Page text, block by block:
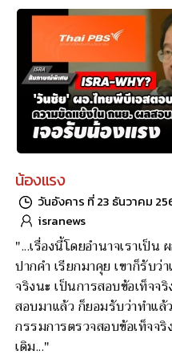
น้องแรง
วันอังคาร ที่ 23 ธันวาคม
isranews
"...เรื่องนี้โดยอำนาจเราเป็
ปากคำ เรียกมาคุย เขาก็รับว่
จริงนะ เป็นการสอบข้อเท็จจ
สอบมาแล้ว ก็ยอมรับว่าทำแล้
กรรมการตรวจสอบข้อเท็จจ
เดิม..."